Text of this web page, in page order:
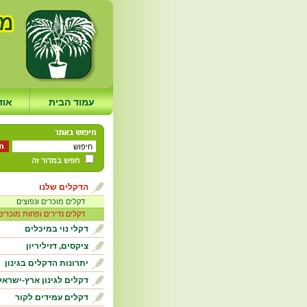
עמוד הבית
חפש במדור זה
הדקלים שלנו
דקלים מוכרים ונפוצים
דקלים נדירים ופחות
דקלי נוי במיכלים
ציקסים, דזיליריון
יתרונות הדקלים בגינון
דקלים לגינון ארץ-
דקלים עמידים לקור